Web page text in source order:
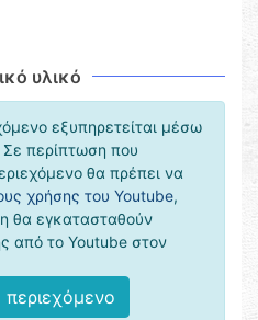
υλικό
εξυπηρετείται μέσω
περίπτωση που
θα πρέπει να
χρήσης του Youtube,
θα εγκατασταθούν
από το Youtube στον